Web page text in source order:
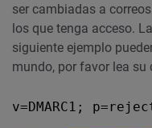
ser cambiadas a
los que tenga acceso.
siguiente ejemplo
mundo, por favor lea
v=DMARC1;